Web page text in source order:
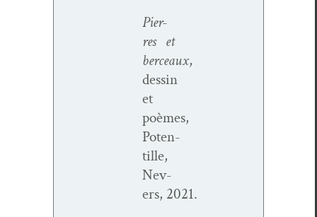
Pier­
res et
berceaux,
dessin
et
poèmes,
Poten­
tille,
Nev­
ers, 2021.